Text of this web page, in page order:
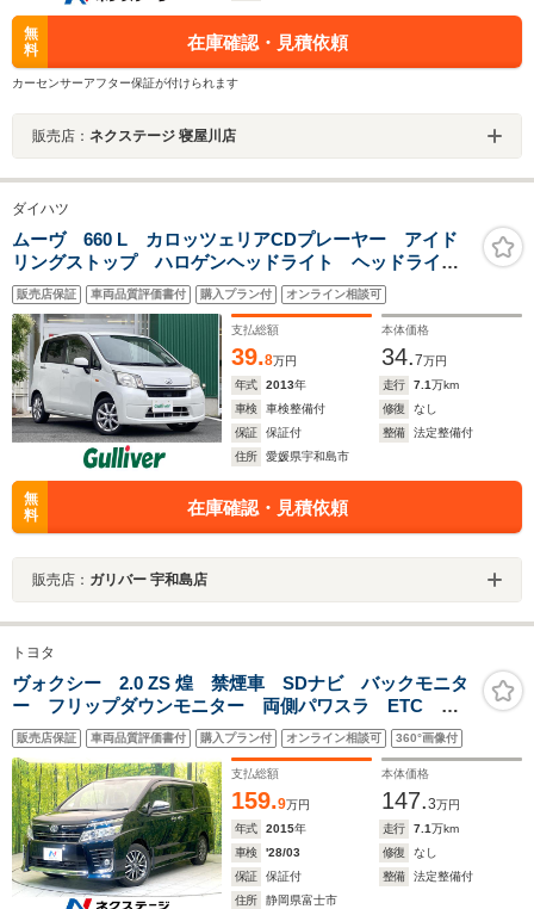
無
料
在庫確認・見積依頼
カーセンサーアフター保証が付けられます
販売店： ネクステージ 寝屋川店
ダイハツ
ムーヴ 660 L カロッツェリアCDプレーヤー アイド
リングストップ ハロゲンヘッドライト ヘッドライト
レベライザ TOPRUN14インチAW 電動格納ミラー
リモコンキー ドアバイザー フロアマット
販売店保証 車両品質評価書付 購入プラン付 オンライン相談可
支払総額
39.8万円
本体価格
34.7万円
年式
2013年 走行 7.1万km
車検
車検整備付 修復
なし
保証
保証付 整備
法定整備付
住所
愛媛県宇和島市
無
料
在庫確認・見積依頼
販売店： ガリバー 宇和島店
トヨタ
ヴォクシー 2.0 ZS 煌 禁煙車 SDナビ バックモニタ
ー フリップダウンモニター 両側パワスラ ETC
LEDヘッド フォグ オートライト オートエアコン
ドラレコ スマートキー アイドリングストップ 電動
格納ミラー
販売店保証 車両品質評価書付 購入プラン付 オンライン相談可 360°画像付
支払総額
159.9万円
本体価格
147.3万円
年式
2015年 走行 7.1万km
車検
'28/03 修復
なし
保証
保証付 整備
法定整備付
住所
静岡県富士市